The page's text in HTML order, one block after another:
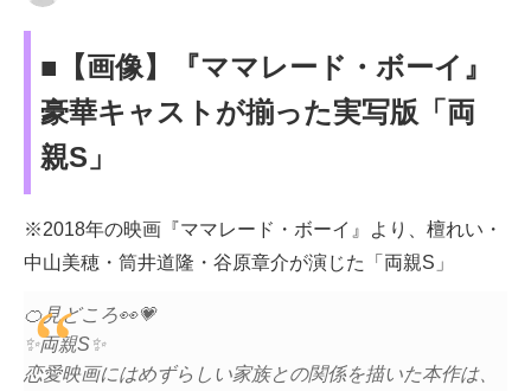
■【画像】『ママレード・ボーイ』
豪華キャストが揃った実写版「両
親S」
※2018年の映画『ママレード・ボーイ』より、檀れい・
中山美穂・筒井道隆・谷原章介が演じた「両親S」
🍊見どころ👀💗
✨両親S✨
恋愛映画にはめずらしい家族との関係を描いた本作は、